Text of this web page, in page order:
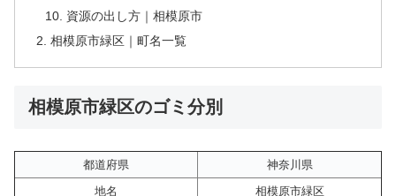
資源の出し方｜相模原市
相模原市緑区｜町名一覧
相模原市緑区のゴミ分別
都道府県
神奈川県
地名
相模原市緑区